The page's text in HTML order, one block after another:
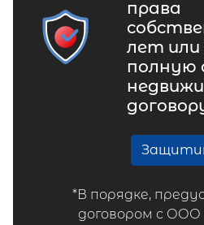
права
лет или
полную
*В порядке,
договором с